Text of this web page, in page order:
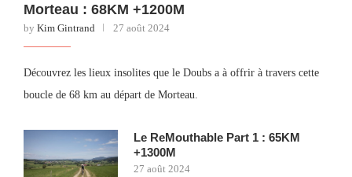
Morteau : 68KM +1200M
by Kim Gintrand 27 août 2024
Découvrez les lieux insolites que le Doubs a à offrir à travers cette
boucle de 68 km au départ de Morteau.
Le ReMouthable Part 1 : 65KM
+1300M
27 août 2024